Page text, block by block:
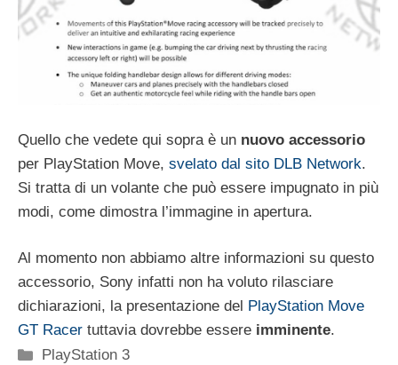
Quello che vedete qui sopra è un nuovo accessorio
per PlayStation Move, svelato dal sito DLB Network.
Si tratta di un volante che può essere impugnato in più
modi, come dimostra l’immagine in apertura.
Al momento non abbiamo altre informazioni su questo
accessorio, Sony infatti non ha voluto rilasciare
dichiarazioni, la presentazione del
PlayStation Move
GT Racer tuttavia dovrebbe essere imminente.
Categorie
PlayStation 3